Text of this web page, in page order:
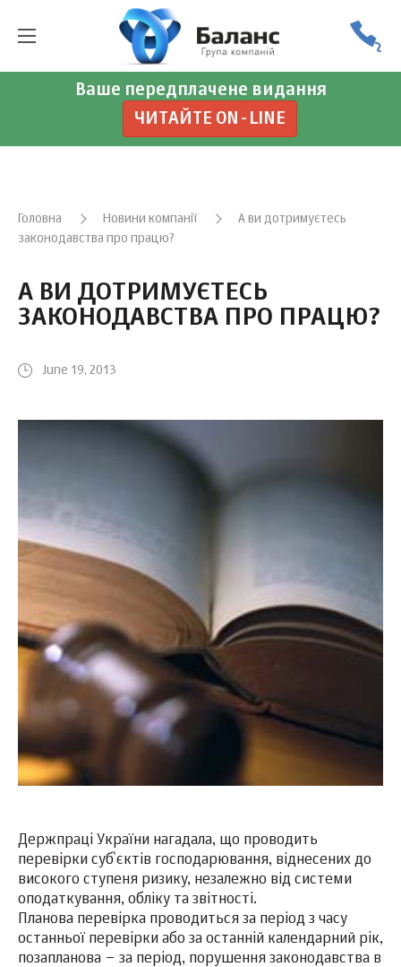
Ваше передплачене видання
ЧИТАЙТЕ ON-LINE
Головна Новини компанії
А ви дотримуєтесь
законодавства про працю?
А ВИ ДОТРИМУЄТЕСЬ
ЗАКОНОДАВСТВА ПРО ПРАЦЮ?
June 19, 2013
Держпраці України нагадала, що проводить
перевірки суб`єктів господарювання, віднесених до
високого ступеня ризику, незалежно від системи
оподаткування, обліку та звітності.
Планова перевірка проводиться за період з часу
останньої перевірки або за останній календарний рік,
позапланова – за період, порушення законодавства в